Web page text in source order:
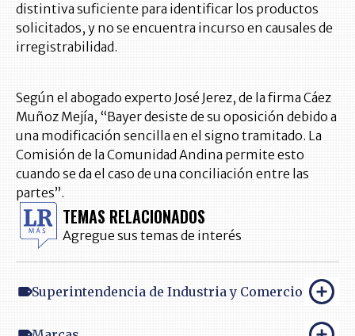
distintiva suficiente para identificar los productos
solicitados, y no se encuentra incurso en causales de
irregistrabilidad.
Según el abogado experto José Jerez, de la firma Cáez
Muñoz Mejía, “Bayer desiste de su oposición debido a
una modificación sencilla en el signo tramitado. La
Comisión de la Comunidad Andina permite esto
cuando se da el caso de una conciliación entre las
partes”.
TEMAS RELACIONADOS
Agregue sus temas de interés
Superintendencia de Industria y Comercio